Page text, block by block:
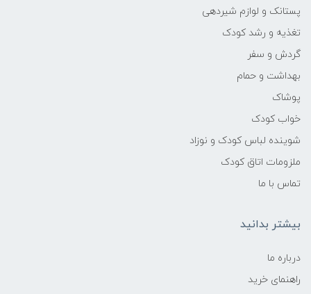
دور از دسترس کودکان نگهداری شود.
تنها برای مصارف خارجی استفاده شود.
فیروز FIROOZ
تاریخ انقضا
پستانک و لوازم شیردهی
تغذیه و رشد کودک
گردش و سفر
بهداشت و حمام
پوشاک
خواب کودک
شوینده لباس کودک و نوزاد
ملزومات اتاق کودک
تماس با ما
بیشتر بدانید
درباره ما
راهنمای خرید